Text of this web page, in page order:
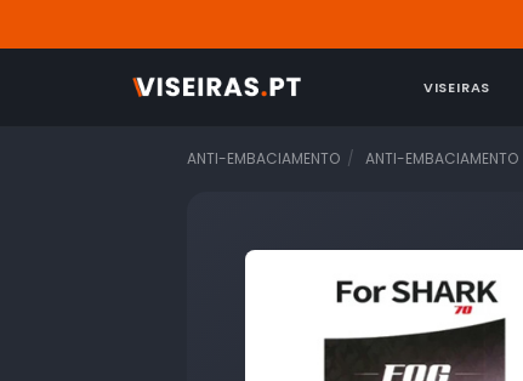
VISEIRAS
ANTI-EMBACIAMENTO ANTI-EMBACIAMENTO